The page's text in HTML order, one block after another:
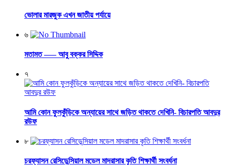
ভোলার মারজুক এখন জাতীয় পর্যায়ে
৬
মতামত —– আবু বক্কর সিদ্দিক
৭
আমি কোন ফুলকুঁড়িকে অন্যায়ের সাথে জড়িত থাকতে দেখিনি- বিচারপতি আবদুর
রউফ
৮
চরফ্যাসন রেসিডেন্সিয়াল মডেল মাদরাসার কৃতি শিক্ষার্থী সংবর্ধনা